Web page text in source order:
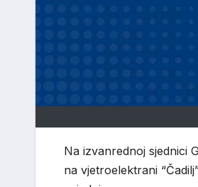
Na izvanrednoj sjednici
na vjetroelektrani